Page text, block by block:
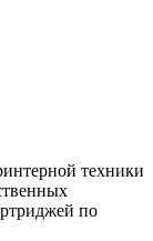
техники
по